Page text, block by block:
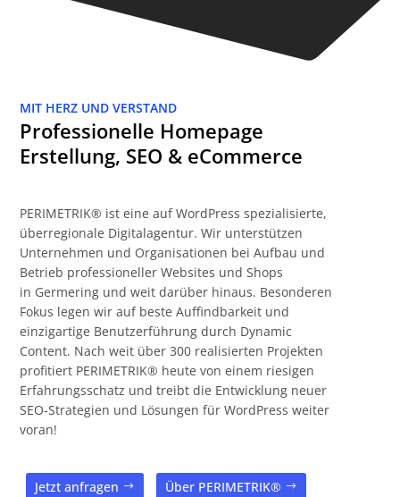
MIT HERZ UND VERSTAND
Professionelle Homepage
Erstellung, SEO & eCommerce
PERIMETRIK® ist eine auf WordPress spezialisierte,
überregionale Digitalagentur. Wir unterstützen
Unternehmen und Organisationen bei Aufbau und
Betrieb professioneller Websites und Shops
in Germering und weit darüber hinaus. Besonderen
Fokus legen wir auf beste Auffindbarkeit und
einzigartige Benutzerführung durch Dynamic
Content. Nach weit über 300 realisierten Projekten
profitiert PERIMETRIK® heute von einem riesigen
Erfahrungsschatz und treibt die Entwicklung neuer
SEO-Strategien und Lösungen für WordPress weiter
voran!
Jetzt anfragen Über PERIMETRIK®